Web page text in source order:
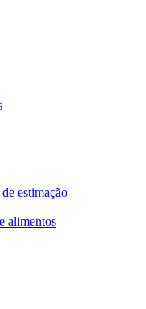
estimação
alimentos